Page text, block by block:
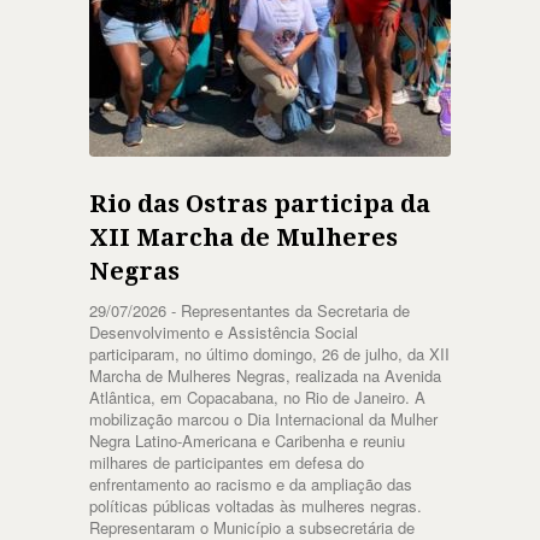
Rio das Ostras participa da
XII Marcha de Mulheres
Negras
29/07/2026 - Representantes da Secretaria de
Desenvolvimento e Assistência Social
participaram, no último domingo, 26 de julho, da XII
Marcha de Mulheres Negras, realizada na Avenida
Atlântica, em Copacabana, no Rio de Janeiro. A
mobilização marcou o Dia Internacional da Mulher
Negra Latino-Americana e Caribenha e reuniu
milhares de participantes em defesa do
enfrentamento ao racismo e da ampliação das
políticas públicas voltadas às mulheres negras.
Representaram o Município a subsecretária de